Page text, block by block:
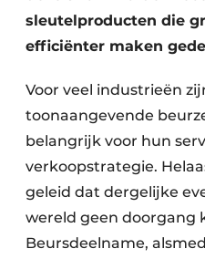
sleutelproducten die
efficiënter maken
Voor veel industrieën
toonaangevende
belangrijk voor hun
verkoopstrategie.
geleid dat dergelijke
wereld geen doorgang
Beursdeelname,